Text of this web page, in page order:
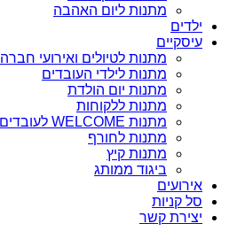
מתנות ליום האהבה
ילדים
עיסקיים
מתנות לטיולים ואירועי חברה
מתנות לילדי העובדים
מתנות יום הולדת
מתנות ללקוחות
מתנות WELCOME לעובדים
מתנות לחורף
מתנות קיץ
ביגוד ממותג
אירועים
סל קניות
יצירת קשר